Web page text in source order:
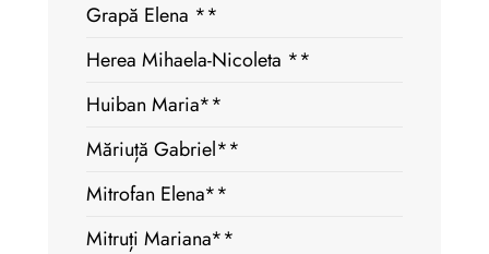
Grapă Elena **
Herea Mihaela-Nicoleta **
Huiban Maria**
Măriuță Gabriel**
Mitrofan Elena**
Mitruți Mariana**